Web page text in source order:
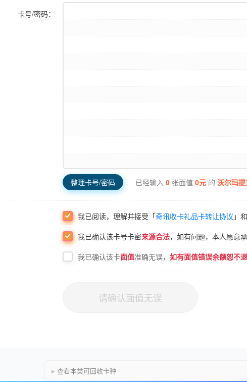
卡号/密码：
整理卡号/密码 已经输入 0张面值 0元的 沃尔玛
我已阅读，理解并接受「奇讯收卡礼品卡转让协议 」
我已确认该卡号卡密来源合法，如有问题，本人愿意
我已确认该卡面值准确无误， 如有面值错误余额恕不
请确认面值无误
查看本类可回收卡种